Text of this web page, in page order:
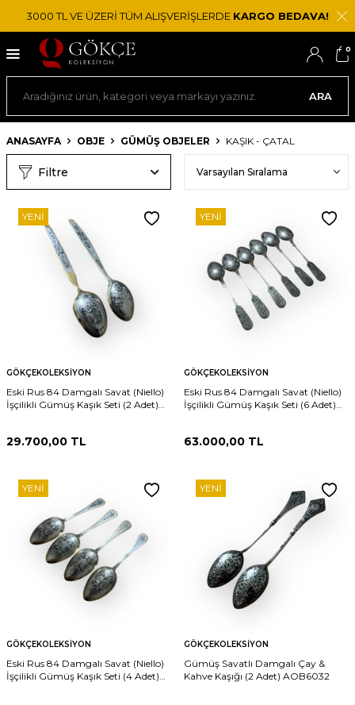
3000 TL VE ÜZERİ TÜM ALIŞVERİŞLERDE KARGO BEDAVA!
ARA
0
ANASAYFA OBJE GÜMÜŞ OBJELER KAŞIK - ÇATAL
Filtre
YENI
GÖKÇEKOLEKSIYON
Eski Rus 84 Damgalı Savat (Niello)
İşçilikli Gümüş Kaşık Seti (2 Adet)
29.700,00 TL
YENI
GÖKÇEKOLEKSIYON
Eski Rus 84 Damgalı Savat (Niello)
İşçilikli Gümüş Kaşık Seti (6 Adet)
63.000,00 TL
YENI
GÖKÇEKOLEKSIYON
Eski Rus 84 Damgalı Savat (Niello)
İşçilikli Gümüş Kaşık Seti (4 Adet)
YENI
GÖKÇEKOLEKSIYON
Gümüş Savatlı Damgalı Çay &
Kahve Kaşığı (2 Adet) AOB6032